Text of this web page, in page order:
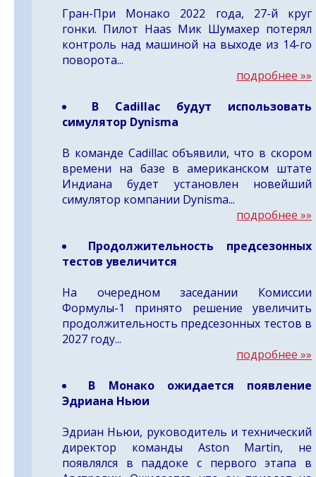
Гран-При Монако 2022 года, 27-й круг
гонки. Пилот Haas Мик Шумахер потерял
контроль над машиной на выходе из 14-го
поворота...
подробнее »»
В Cadillac будут использовать
симулятор Dynisma
В команде Cadillac объявили, что в скором
времени на базе в американском штате
Индиана будет установлен новейший
симулятор компании Dynisma...
подробнее »»
Продолжительность предсезонных
тестов увеличится
На очередном заседании Комиссии
Формулы-1 принято решение увеличить
продолжительность предсезонных тестов в
2027 году...
подробнее »»
В Монако ожидается появление
Эдриана Ньюи
Эдриан Ньюи, руководитель и технический
директор команды Aston Martin, не
появлялся в паддоке с первого этапа в